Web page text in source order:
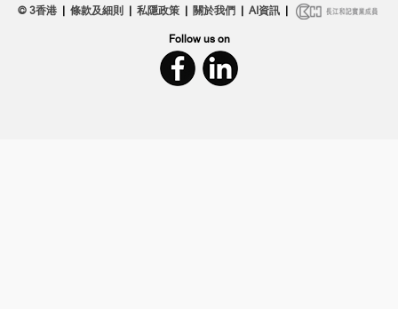
© 3香港| 條款及細則 私隱政策| 關於我們 AI資訊|
Follow us on